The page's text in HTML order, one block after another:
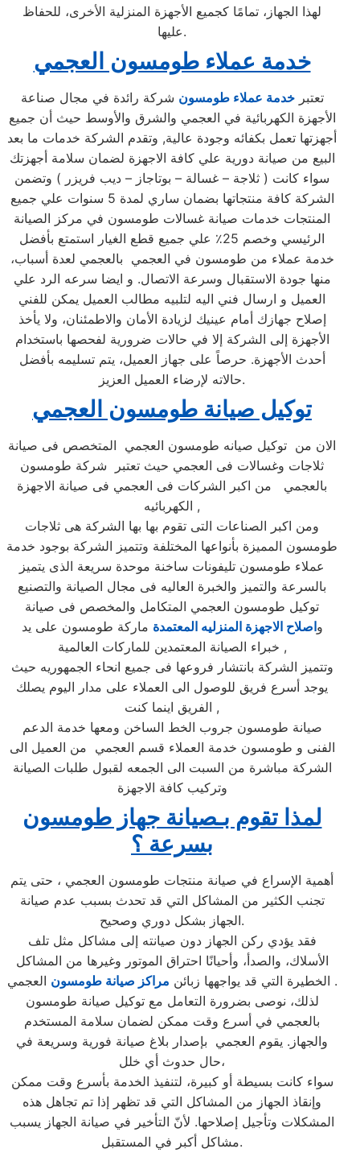
لهذا الجهاز، تمامًا كجميع الأجهزة المنزلية الأخرى، للحفاظ
عليها.
خدمة عملاء طومسون العجمي
تعتبرخدمة عملاء طومسون شركة رائدة في مجال صناعة
الأجهزة الكهربائية في العجمي والشرق والأوسط حيث أن جميع
أجهزتها تعمل بكفائه وجودة عالية, وتقدم الشركة خدمات ما بعد
البيع من صيانة دورية علي كافة الاجهزة لضمان سلامة أجهزتك
سواء كانت ( ثلاجة – غسالة – بوتاجاز – ديب فريزر ) وتضمن
الشركة كافة منتجاتها بضمان ساري لمدة 5 سنوات علي جميع
المنتجات خدمات صيانة غسالات طومسون في مركز الصيانة
الرئيسي وخصم 25٪ علي جميع قطع الغيار استمتع بأفضل
خدمة عملاء من طومسون في العجمي بالعجمي لعدة أسباب،
منها جودة الاستقبال وسرعة الاتصال. و ايضا سرعه الرد علي
العميل و ارسال فني اليه لتلبيه مطالب العميل يمكن للفني
إصلاح جهازك أمام عينيك لزيادة الأمان والاطمئنان، ولا يأخذ
الأجهزة إلى الشركة إلا في حالات ضرورية لفحصها باستخدام
أحدث الأجهزة. حرصاً على جهاز العميل، يتم تسليمه بأفضل
حالاته لإرضاء العميل العزيز.
توكيل صيانة طومسون العجمي
الان من توكيل صيانه طومسون العجمي المتخصص فى صيانة
ثلاجات وغسالات فى العجمي حيث تعتبر شركة طومسون
بالعجمي من اكبر الشركات فى العجمي فى صيانة الاجهزة
الكهربائيه ,
ومن اكبر الصناعات التى تقوم بها بها الشركة هى ثلاجات
طومسون المميزة بأنواعها المختلفة وتتميز الشركة بوجود خدمة
عملاء طومسون تليفونات ساخنة موحدة سريعة الذى يتميز
بالسرعة والتميز والخبرة العاليه فى مجال الصيانة والتصنيع
توكيل طومسون العجمي المتكامل والمخصص فى صيانة
واصلاح الاجهزة المنزليه المعتمدة ماركة طومسون على يد
خبراء الصيانة المعتمدين للماركات العالمية ,
وتتميز الشركة بانتشار فروعها فى جميع انحاء الجمهوريه حيث
يوجد أسرع فريق للوصول الى العملاء على مدار اليوم يصلك
الفريق اينما كنت ,
صيانة طومسون جروب الخط الساخن ومعها خدمة الدعم
الفنى و طومسون خدمة العملاء قسم العجمي من العميل الى
الشركة مباشرة من السبت الى الجمعه لقبول طلبات الصيانة
وتركيب كافة الاجهزة
لمذا تقوم بـصيانة جهاز طومسون
بسرعة ؟
أهمية الإسراع في صيانة منتجات طومسون العجمي ، حتى يتم
تجنب الكثير من المشاكل التي قد تحدث بسبب عدم صيانة
الجهاز بشكل دوري وصحيح.
فقد يؤدي ركن الجهاز دون صيانته إلى مشاكل مثل تلف
الأسلاك، والصدأ، وأحيانًا احتراق الموتور وغيرها من المشاكل
الخطيرة التي قد يواجهها زبائن مراكز صيانة طومسون
العجمي .
لذلك، نوصى بضرورة التعامل مع توكيل صيانة طومسون
بالعجمي في أسرع وقت ممكن لضمان سلامة المستخدم
والجهاز. يقوم العجمي بإصدار بلاغ صيانة فورية وسريعة في
حال حدوث أي خلل،
سواء كانت بسيطة أو كبيرة، لتنفيذ الخدمة بأسرع وقت ممكن
وإنقاذ الجهاز من المشاكل التي قد تظهر إذا تم تجاهل هذه
المشكلات وتأجيل إصلاحها. لأنّ التأخير في صيانة الجهاز يسبب
مشاكل أكبر في المستقبل.